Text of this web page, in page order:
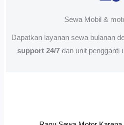
Sewa Mobil &
Dapatkan layanan sewa bulanan
support 24/7dan unit pengganti